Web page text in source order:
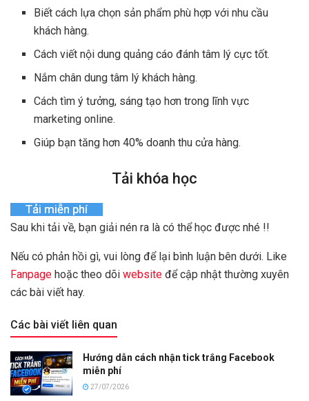
Biết cách lựa chọn sản phẩm phù hợp với nhu cầu
khách hàng.
Cách viết nội dung quảng cáo đánh tâm lý cực tốt.
Nắm chân dung tâm lý khách hàng.
Cách tìm ý tưởng, sáng tạo hơn trong lĩnh vực
marketing online.
Giúp bạn tăng hơn 40% doanh thu cửa hàng.
Tải khóa học
Tải miễn phí
Sau khi tải về, bạn giải nén ra là có thể học được nhé !!
Nếu có phản hồi gì, vui lòng để lại bình luận bên dưới. Like
Fanpage hoặc theo dõi website để cập nhật thường xuyên
các bài viết hay.
Các bài viết liên quan
Hướng dẫn cách nhận tick trắng Facebook
miễn phí
27/07/2026